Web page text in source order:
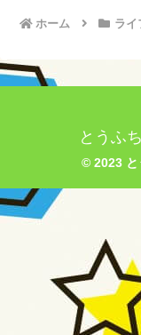
ホーム ライ
とうふ
© 2023 と